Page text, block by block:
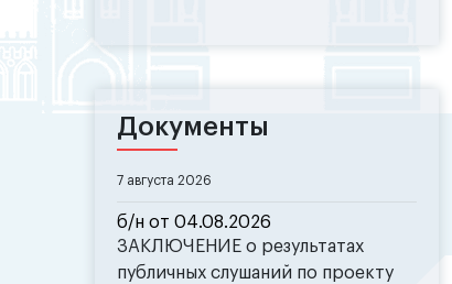
Документы
7 августа 2026
б/н от 04.08.2026
ЗАКЛЮЧЕНИЕ о результатах
публичных слушаний по проекту